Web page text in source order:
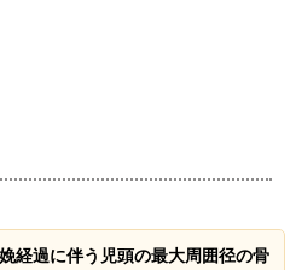
経過に伴う児頭の最大周囲径の骨